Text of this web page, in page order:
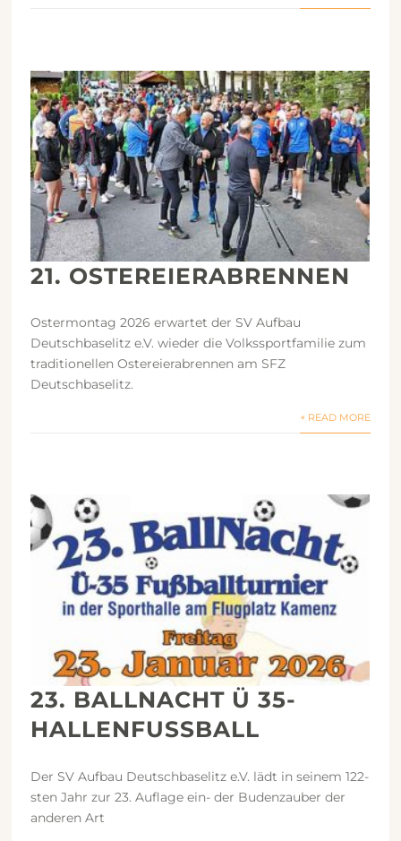
21. OSTEREIERABRENNEN
Ostermontag 2026 erwartet der SV Aufbau
Deutschbaselitz e.V. wieder die Volkssportfamilie zum
traditionellen Ostereierabrennen am SFZ
Deutschbaselitz.
+ READ MORE
23. BALLNACHT Ü 35-
HALLENFUSSBALL
Der SV Aufbau Deutschbaselitz e.V. lädt in seinem 122-
sten Jahr zur 23. Auflage ein- der Budenzauber der
anderen Art